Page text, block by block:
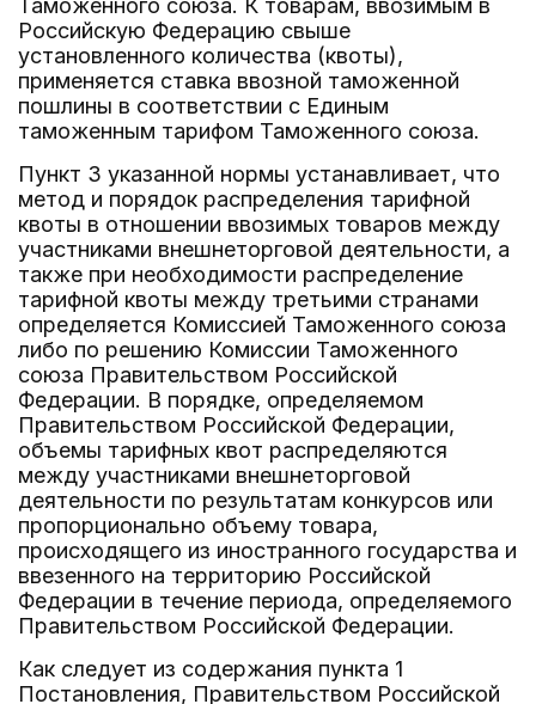
Таможенного союза. К товарам, ввозимым в
Российскую Федерацию свыше
установленного количества (квоты),
применяется ставка ввозной таможенной
пошлины в соответствии с Единым
таможенным тарифом Таможенного союза.
Пункт 3 указанной нормы устанавливает, что
метод и порядок распределения тарифной
квоты в отношении ввозимых товаров между
участниками внешнеторговой деятельности, а
также при необходимости распределение
тарифной квоты между третьими странами
определяется Комиссией Таможенного союза
либо по решению Комиссии Таможенного
союза Правительством Российской
Федерации. В порядке, определяемом
Правительством Российской Федерации,
объемы тарифных квот распределяются
между участниками внешнеторговой
деятельности по результатам конкурсов или
пропорционально объему товара,
происходящего из иностранного государства и
ввезенного на территорию Российской
Федерации в течение периода, определяемого
Правительством Российской Федерации.
Как следует из содержания пункта 1
Постановления, Правительством Российской